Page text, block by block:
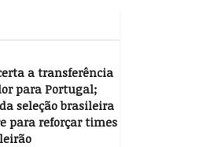
a transferência
para Portugal;
seleção brasileira
para reforçar times